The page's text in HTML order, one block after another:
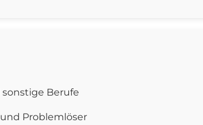
sonstige Berufe
Problemlöser